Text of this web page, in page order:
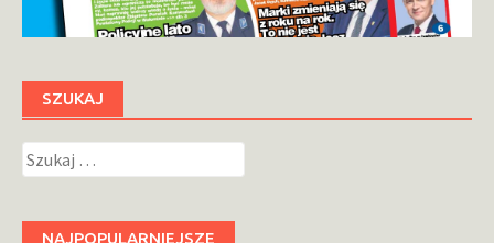
SZUKAJ
Szukaj:
NAJPOPULARNIEJSZE